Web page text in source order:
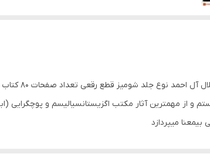
بیمعنا میپردازد